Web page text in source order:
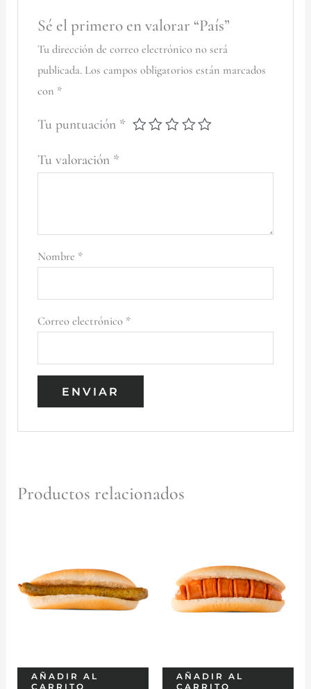
Sé el primero en valorar “País”
Tu dirección de correo electrónico no será
publicada. Los campos obligatorios están marcados
con *
Tu puntuación *
Tu valoración *
Nombre *
Correo electrónico *
Productos relacionados
AÑADIR AL
CARRITO
AÑADIR AL
CARRITO